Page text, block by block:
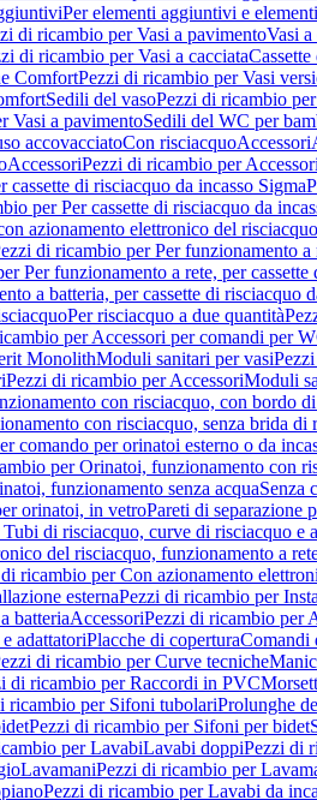
Per elementi aggiuntivi e
di ricambio per Vasi a pavimentoVasi a
di ricambio per Vasi a cacciata
ComfortPezzi di ricambio per Vasi
Sedili del vasoPezzi di ricambio
Vasi a pavimentoSedili del WC per
accovacciatoCon risciacquoAccessori
AccessoriPezzi di ricambio per Accessori
cassette di risciacquo da incasso Sigma
per Per cassette di risciacquo da
azionamento elettronico del risciacquo
di ricambio per Per funzionamento
Per funzionamento a rete, per
a batteria, per cassette di risciacquo
Per risciacquo a due quantità
per Accessori per comandi per
MonolithModuli sanitari per vasi
Pezzi di ricambio per AccessoriModuli
con risciacquo, con bordo
con risciacquo, senza brida di
comando per orinatoi esterno o da
per Orinatoi, funzionamento con
funzionamento senza acquaSenza
orinatoi, in vetroPareti di separazione
di risciacquo, curve di risciacquo e
del risciacquo, funzionamento a
ricambio per Con azionamento
esternaPezzi di ricambio per
batteriaAccessoriPezzi di ricambio per
adattatoriPlacche di coperturaComandi
di ricambio per Curve tecniche
di ricambio per Raccordi in PVC
ricambio per Sifoni tubolariProlunghe
Pezzi di ricambio per Sifoni per bidet
per LavabiLavabi doppiPezzi di
LavamaniPezzi di ricambio per
Pezzi di ricambio per Lavabi da